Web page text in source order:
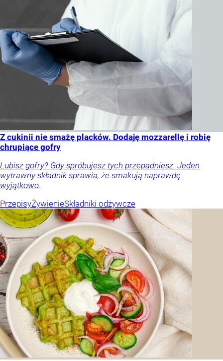
Z cukinii nie smażę placków. Dodaję mozzarellę i robię
chrupiące gofry
Lubisz gofry? Gdy spróbujesz tych przepadniesz. Jeden
wytrawny składnik sprawia, że smakują naprawdę
wyjątkowo.
PrzepisyŻywienieSkładniki odżywcze